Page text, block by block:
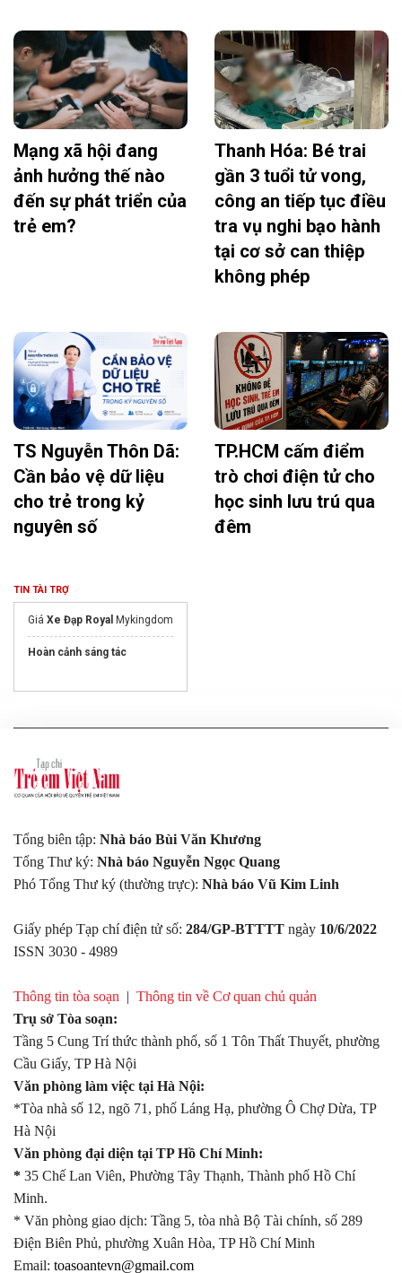
Mạng xã hội đang
ảnh hưởng thế nào
đến sự phát triển của
trẻ em?
Thanh Hóa: Bé trai
gần 3 tuổi tử vong,
công an tiếp tục điều
tra vụ nghi bạo hành
tại cơ sở can thiệp
không phép
TS Nguyễn Thôn Dã:
Cần bảo vệ dữ liệu
cho trẻ trong kỷ
nguyên số
TP.HCM cấm điểm
trò chơi điện tử cho
học sinh lưu trú qua
đêm
TIN TÀI TRỢ
Giá Xe Đạp Royal Mykingdom
Hoàn cảnh sáng tác
Tổng biên tập: Nhà báo Bùi Văn Khương
Tổng Thư ký: Nhà báo Nguyễn Ngọc Quang
Phó Tổng Thư ký (thường trực): Nhà báo Vũ Kim Linh
Giấy phép Tạp chí điện tử số: 284/GP-BTTTT ngày 10/6/2022
ISSN 3030 - 4989
Thông tin tòa soạn | Thông tin về Cơ quan chủ quản
Trụ sở Tòa soạn:
Tầng 5 Cung Trí thức thành phố, số 1 Tôn Thất Thuyết, phường
Cầu Giấy, TP Hà Nội
Văn phòng làm việc tại Hà Nội:
*Tòa nhà số 12, ngõ 71, phố Láng Hạ, phường Ô Chợ Dừa, TP
Hà Nội
Văn phòng đại diện tại TP Hồ Chí Minh:
* 35 Chế Lan Viên, Phường Tây Thạnh, Thành phố Hồ Chí
Minh.
* Văn phòng giao dịch: Tầng 5, tòa nhà Bộ Tài chính, số 289
Điện Biên Phủ, phường Xuân Hòa, TP Hồ Chí Minh
Email: toasoantevn@gmail.com